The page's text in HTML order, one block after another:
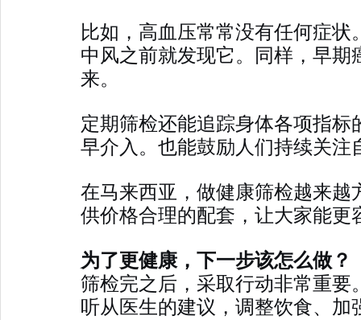
比如，高血压常常没有任何症
中风之前就发现它。同样，早
来。
定期筛检还能追踪身体各项指
早介入。也能鼓励人们持续关注
在马来西亚，做健康筛检越来
供价格合理的配套，让大家能
为了更健康，下一步该怎么做？
筛检完之后，采取行动非常重
听从医生的建议，调整饮食、加